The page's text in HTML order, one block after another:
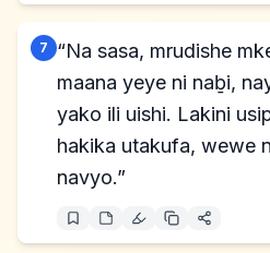
7
“Na sasa, mrudishe
maana yeye ni naḇi,
yako ili uishi. Lakini
hakika utakufa, wewe
navyo.”